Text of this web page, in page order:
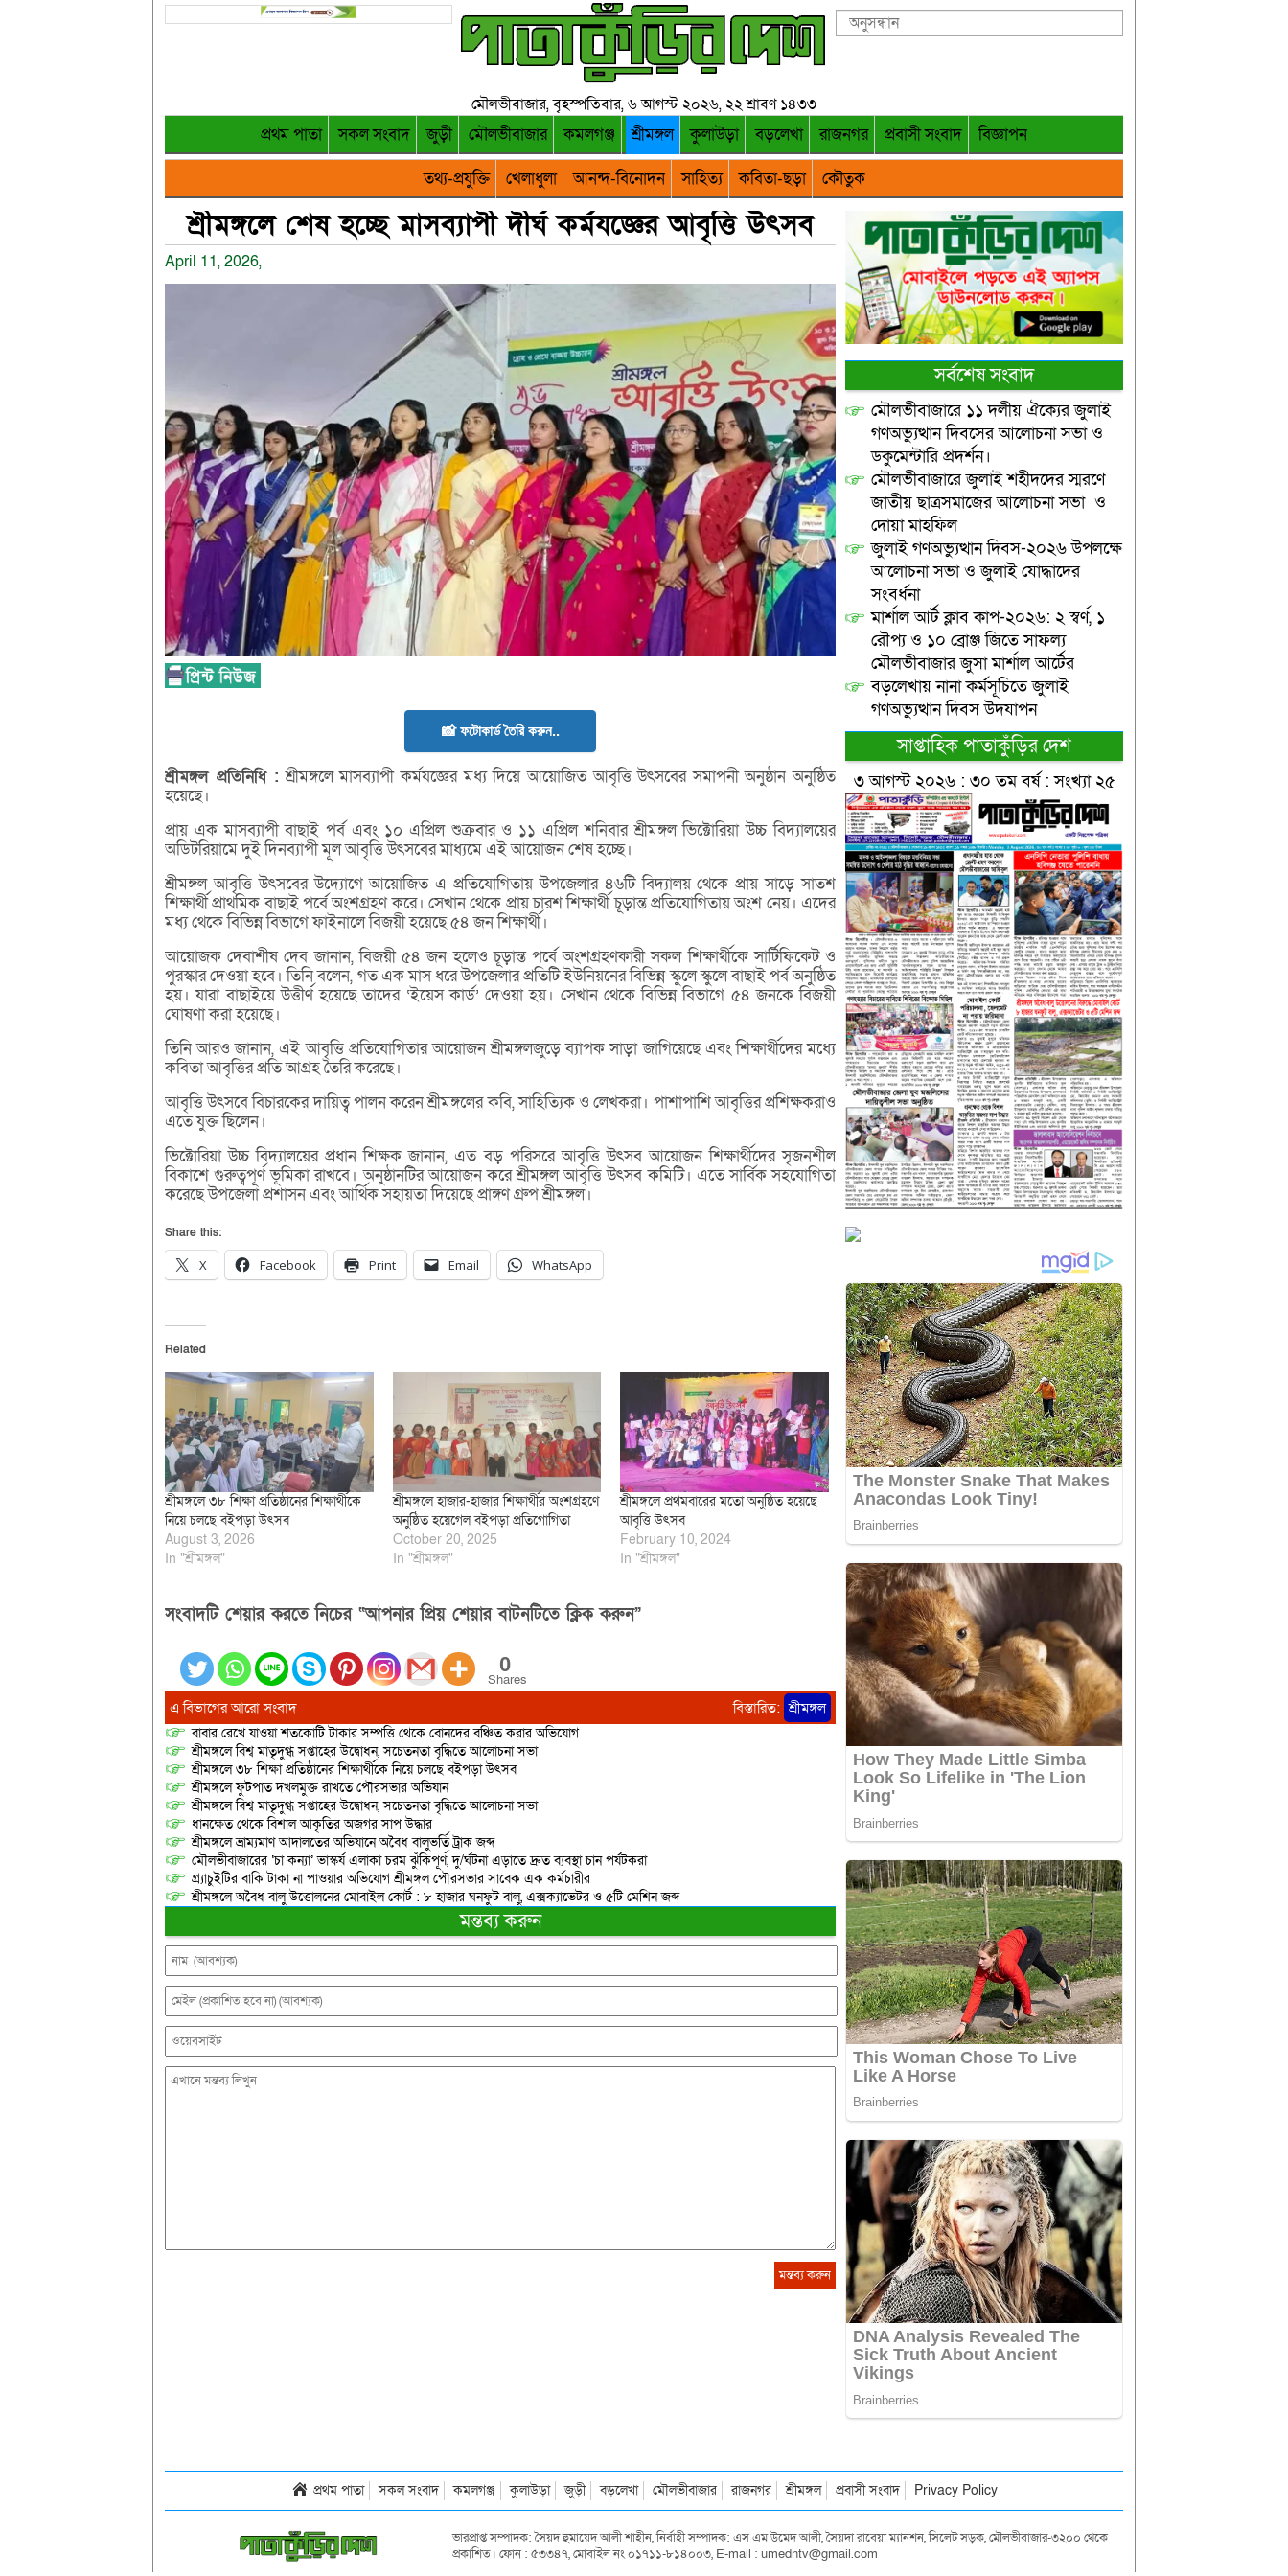
মৌলভীবাজার, বৃহস্পতিবার, ৬ আগস্ট ২০২৬, ২২ শ্রাবণ ১৪৩৩
প্রথম পাতা সকল সংবাদ জুড়ী মৌলভীবাজার কমলগঞ্জ শ্রীমঙ্গল কুলাউড়া বড়লেখা রাজনগর প্রবাসী সংবাদ
বিজ্ঞাপন
তথ্য-প্রযুক্তি
খেলাধুলা আনন্দ-বিনোদন সাহিত্য কবিতা-ছড়া কৌতুক
শ্রীমঙ্গলে শেষ হচ্ছে মাসব্যাপী দীর্ঘ কর্মযজ্ঞের আবৃত্তি উৎসব
April 11, 2026,
📸 ফটোকার্ড তৈরি করুন..
শ্রীমঙ্গল প্রতিনিধি : শ্রীমঙ্গলে মাসব্যাপী কর্মযজ্ঞের মধ্য দিয়ে আয়োজিত আবৃত্তি উৎসবের সমাপনী অনুষ্ঠান অনুষ্ঠিত
হয়েছে।
প্রায় এক মাসব্যাপী বাছাই পর্ব এবং ১০ এপ্রিল শুক্রবার ও ১১ এপ্রিল শনিবার শ্রীমঙ্গল ভিক্টোরিয়া উচ্চ বিদ্যালয়ের
অডিটরিয়ামে দুই দিনব্যাপী মূল আবৃত্তি উৎসবের মাধ্যমে এই আয়োজন শেষ হচ্ছে।
শ্রীমঙ্গল আবৃত্তি উৎসবের উদ্যোগে আয়োজিত এ প্রতিযোগিতায় উপজেলার ৪৬টি বিদ্যালয় থেকে প্রায় সাড়ে সাতশ
শিক্ষার্থী প্রাথমিক বাছাই পর্বে অংশগ্রহণ করে। সেখান থেকে প্রায় চারশ শিক্ষার্থী চূড়ান্ত প্রতিযোগিতায় অংশ নেয়। এদের
মধ্য থেকে বিভিন্ন বিভাগে ফাইনালে বিজয়ী হয়েছে ৫৪ জন শিক্ষার্থী।
আয়োজক দেবাশীষ দেব জানান, বিজয়ী ৫৪ জন হলেও চূড়ান্ত পর্বে অংশগ্রহণকারী সকল শিক্ষার্থীকে সার্টিফিকেট ও
পুরস্কার দেওয়া হবে। তিনি বলেন, গত এক মাস ধরে উপজেলার প্রতিটি ইউনিয়নের বিভিন্ন স্কুলে স্কুলে বাছাই পর্ব অনুষ্ঠিত
হয়। যারা বাছাইয়ে উত্তীর্ণ হয়েছে তাদের ‘ইয়েস কার্ড’ দেওয়া হয়। সেখান থেকে বিভিন্ন বিভাগে ৫৪ জনকে বিজয়ী
ঘোষণা করা হয়েছে।
তিনি আরও জানান, এই আবৃত্তি প্রতিযোগিতার আয়োজন শ্রীমঙ্গলজুড়ে ব্যাপক সাড়া জাগিয়েছে এবং শিক্ষার্থীদের মধ্যে
কবিতা আবৃত্তির প্রতি আগ্রহ তৈরি করেছে।
আবৃত্তি উৎসবে বিচারকের দায়িত্ব পালন করেন শ্রীমঙ্গলের কবি, সাহিত্যিক ও লেখকরা। পাশাপাশি আবৃত্তির প্রশিক্ষকরাও
এতে যুক্ত ছিলেন।
ভিক্টোরিয়া উচ্চ বিদ্যালয়ের প্রধান শিক্ষক জানান, এত বড় পরিসরে আবৃত্তি উৎসব আয়োজন শিক্ষার্থীদের সৃজনশীল
বিকাশে গুরুত্বপূর্ণ ভূমিকা রাখবে। অনুষ্ঠানটির আয়োজন করে শ্রীমঙ্গল আবৃত্তি উৎসব কমিটি। এতে সার্বিক সহযোগিতা
করেছে উপজেলা প্রশাসন এবং আর্থিক সহায়তা দিয়েছে প্রাঙ্গণ গ্রুপ শ্রীমঙ্গল।
Share this:
X Facebook Print Email WhatsApp
Related
শ্রীমঙ্গলে ৩৮ শিক্ষা প্রতিষ্ঠানের শিক্ষার্থীকে
নিয়ে চলছে বইপড়া উৎসব
August 3, 2026
In "শ্রীমঙ্গল"
শ্রীমঙ্গলে হাজার-হাজার শিক্ষার্থীর অংশগ্রহণে
অনুষ্ঠিত হয়েগেল বইপড়া প্রতিগোগিতা
October 20, 2025
In "শ্রীমঙ্গল"
শ্রীমঙ্গলে প্রথমবারের মতো অনুষ্ঠিত হয়েছে
আবৃত্তি উৎসব
February 10, 2024
In "শ্রীমঙ্গল"
সংবাদটি শেয়ার করতে নিচের “আপনার প্রিয় শেয়ার বাটনটিতে ক্লিক করুন”
0
Shares
এ বিভাগের আরো সংবাদ বিস্তারিত: শ্রীমঙ্গল
বাবার রেখে যাওয়া শতকোটি টাকার সম্পত্তি থেকে বোনদের বঞ্চিত করার অভিযোগ
শ্রীমঙ্গলে বিশ্ব মাতৃদুগ্ধ সপ্তাহের উদ্বোধন, সচেতনতা বৃদ্ধিতে আলোচনা সভা
শ্রীমঙ্গলে ৩৮ শিক্ষা প্রতিষ্ঠানের শিক্ষার্থীকে নিয়ে চলছে বইপড়া উৎসব
শ্রীমঙ্গলে ফুটপাত দখলমুক্ত রাখতে পৌরসভার অভিযান
শ্রীমঙ্গলে বিশ্ব মাতৃদুগ্ধ সপ্তাহের উদ্বোধন, সচেতনতা বৃদ্ধিতে আলোচনা সভা
ধানক্ষেত থেকে বিশাল আকৃতির অজগর সাপ উদ্ধার
শ্রীমঙ্গলে ভ্রাম্যমাণ আদালতের অভিযানে অবৈধ বালুভর্তি ট্রাক জব্দ
মৌলভীবাজারের ‘চা কন্যা’ ভাস্কর্য এলাকা চরম ঝুঁকিপূর্ণ, দু/র্ঘটনা এড়াতে দ্রুত ব্যবস্থা চান পর্যটকরা
গ্র্যাচুইটির বাকি টাকা না পাওয়ার অভিযোগ শ্রীমঙ্গল পৌরসভার সাবেক এক কর্মচারীর
শ্রীমঙ্গলে অবৈধ বালু উত্তোলনের মোবাইল কোর্ট : ৮ হাজার ঘনফুট বালু, এক্সক্যাভেটর ও ৫টি মেশিন জব্দ
মন্তব্য করুন
সর্বশেষ সংবাদ
মৌলভীবাজারে ১১ দলীয় ঐক্যের জুলাই
গণঅভ্যুত্থান দিবসের আলোচনা সভা ও
ডকুমেন্টারি প্রদর্শন।
মৌলভীবাজারে জুলাই শহীদদের স্মরণে
জাতীয় ছাত্রসমাজের আলোচনা সভা ও
দোয়া মাহফিল
জুলাই গণঅভ্যুত্থান দিবস-২০২৬ উপলক্ষে
আলোচনা সভা ও জুলাই যোদ্ধাদের
সংবর্ধনা
মার্শাল আর্ট ক্লাব কাপ-২০২৬: ২ স্বর্ণ, ১
রৌপ্য ও ১০ ব্রোঞ্জ জিতে সাফল্য
মৌলভীবাজার জুসা মার্শাল আর্টের
বড়লেখায় নানা কর্মসূচিতে জুলাই
গণঅভ্যুত্থান দিবস উদযাপন
সাপ্তাহিক পাতাকুঁড়ির দেশ
৩ আগস্ট ২০২৬ : ৩০ তম বর্ষ : সংখ্যা ২৫
প্রথম পাতা সকল সংবাদ কমলগঞ্জ কুলাউড়া জুড়ী বড়লেখা মৌলভীবাজার রাজনগর শ্রীমঙ্গল প্রবাসী সংবাদ Privacy Policy
ভারপ্রাপ্ত সম্পাদক: সৈয়দ হুমায়েদ আলী শাহীন, নির্বাহী সম্পাদক: এস এম উমেদ আলী, সৈয়দা রাবেয়া ম্যানশন, সিলেট সড়ক, মৌলভীবাজার-৩২০০ থেকে
প্রকাশিত। ফোন : ৫৩৩৪৭, মোবাইল নং ০১৭১১-৮১৪০০৩, E-mail : umedntv@gmail.com